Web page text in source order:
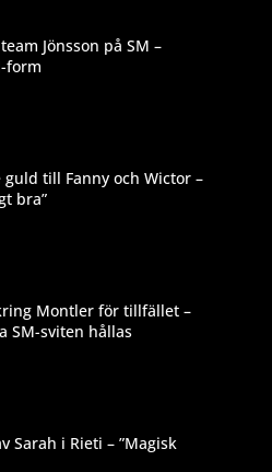
Jönsson på SM –
form
guld till Fanny och Wictor –
bra”
Montler för tillfället –
SM-sviten hållas
Sarah i Rieti – ”Magisk